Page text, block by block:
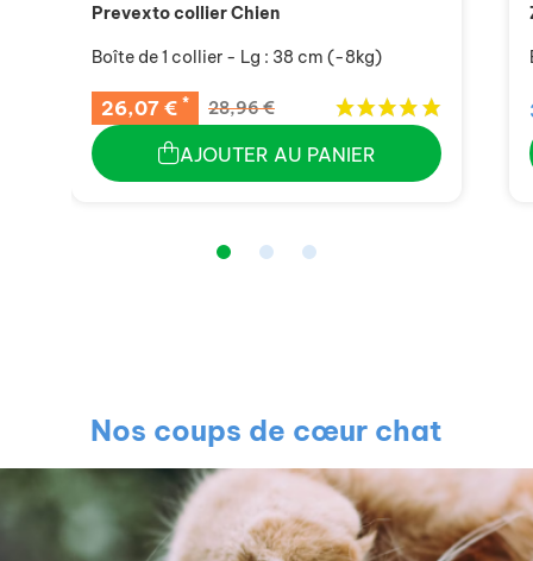
Prevexto collier Chien
Boîte de 1 collier - Lg : 38 cm (-8kg)
26,07 € * 28,96 €
AJOUTER AU PANIER
Nos coups de cœur chat